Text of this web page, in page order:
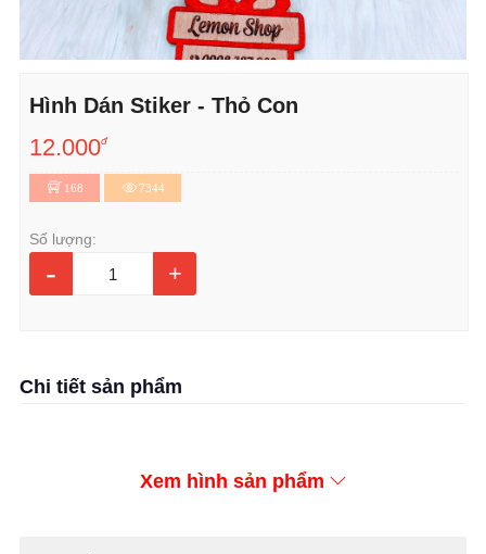
Hình Dán Stiker - Thỏ Con
12.000đ
168 7344
Số lượng:
- +
Chi tiết sản phẩm
Xem hình sản phẩm